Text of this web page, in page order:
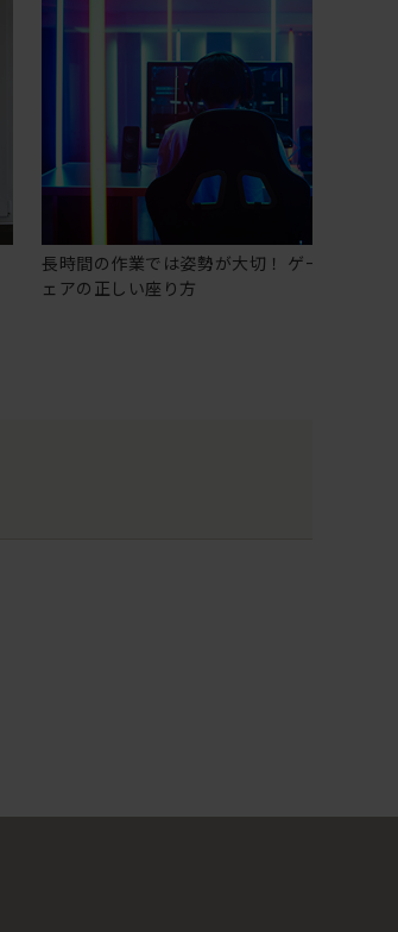
長時間の作業では姿勢が大切！ ゲーミングチ
ェアの正しい座り方